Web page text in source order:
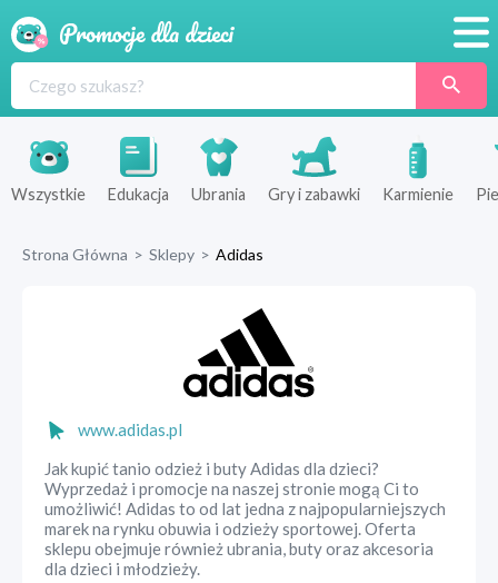
Produkty
Sklepy
Wszystkie Edukacja Ubrania Gry i zabawki Karmienie
Strona Główna > Sklepy > Adidas
www.adidas.pl
Jak kupić tanio odzież i buty Adidas dla dzieci?
Wyprzedaż i promocje na naszej stronie mogą Ci to
umożliwić! Adidas to od lat jedna z najpopularniejszych
marek na rynku obuwia i odzieży sportowej. Oferta
sklepu obejmuje również ubrania, buty oraz akcesoria
dla dzieci i młodzieży.